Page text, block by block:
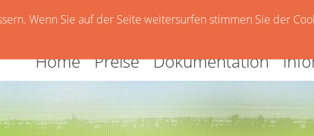
Wenn Sie auf der Seite weitersurfen stimmen Sie der
Home Preise Dokumentation